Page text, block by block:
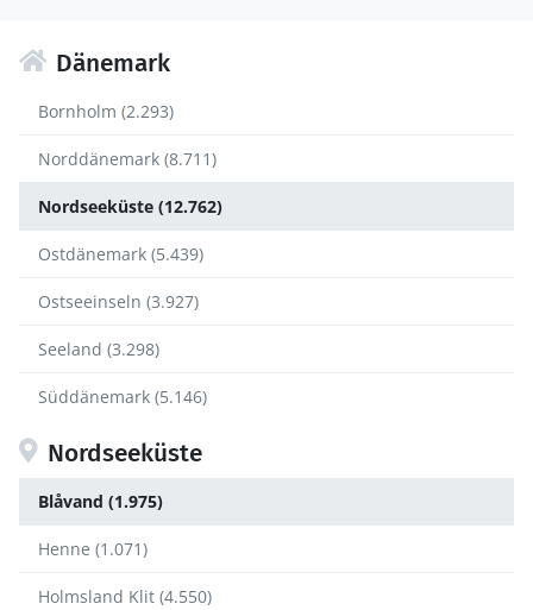
Dänemark
Bornholm (2.293)
Norddänemark (8.711)
Nordseeküste (12.762)
Ostdänemark (5.439)
Ostseeinseln (3.927)
Seeland (3.298)
Süddänemark (5.146)
Nordseeküste
Blåvand (1.975)
Henne (1.071)
Holmsland Klit (4.550)